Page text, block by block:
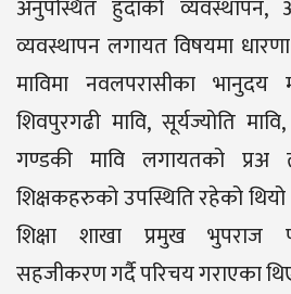
अनुपस्थित हुँदाको
व्यवस्थापन लगायत विषयमा
माविमा नवलपरासीका भानुदय
शिवपुरगढी मावि, सूर्यज्योति
गण्डकी मावि लगायतको प्रअ
शिक्षकहरुको उपस्थिति रहेको थियो
शिक्षा शाखा प्रमुख भुपराज
सहजीकरण गर्दै परिचय गराएका